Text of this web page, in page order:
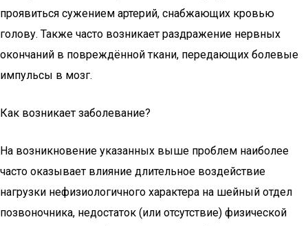
проявиться сужением артерий, снабжающих кровью
голову. Также часто возникает раздражение нервных
окончаний в повреждённой ткани, передающих болевые
импульсы в мозг.
Как возникает заболевание?
На возникновение указанных выше проблем наиболее
часто оказывает влияние длительное воздействие
нагрузки нефизиологичного характера на шейный отдел
позвоночника, недостаток (или отсутствие) физической